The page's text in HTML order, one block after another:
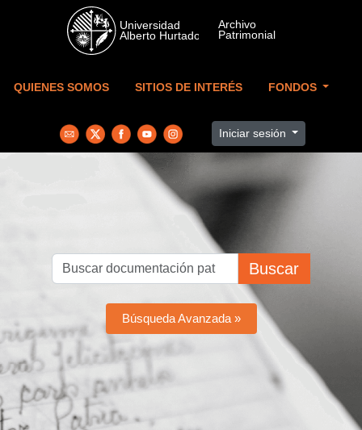
Skip to main content
QUIENES SOMOS SITIOS DE INTERÉS FONDOS
Iniciar sesión
Buscar
Búsqueda Avanzada »